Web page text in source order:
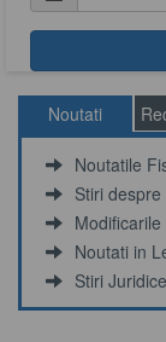
Noutati
Noutatile
Stiri
Noutati in
Stiri Juridice